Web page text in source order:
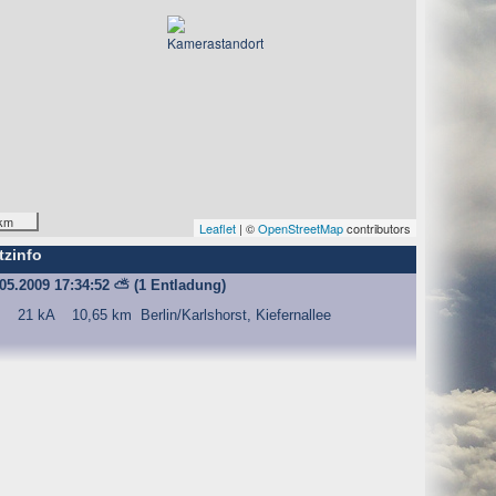
Leaflet | ©OpenStreetMapcontributors
17:34:52 ⛅ (1 Entladung)
21 kA 10,65 km Berlin/Karlshorst, Kiefernallee